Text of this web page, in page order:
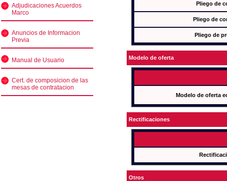
Adjudicaciones Acuerdos
Marco
Anuncios de Informacion
Previa
Manual de Usuario
Cert. de composicion de las
mesas de contratacion
Pliego de
Pliego de
Pliego de
Modelo de oferta
Modelo de oferta
Rectificaciones
Otros